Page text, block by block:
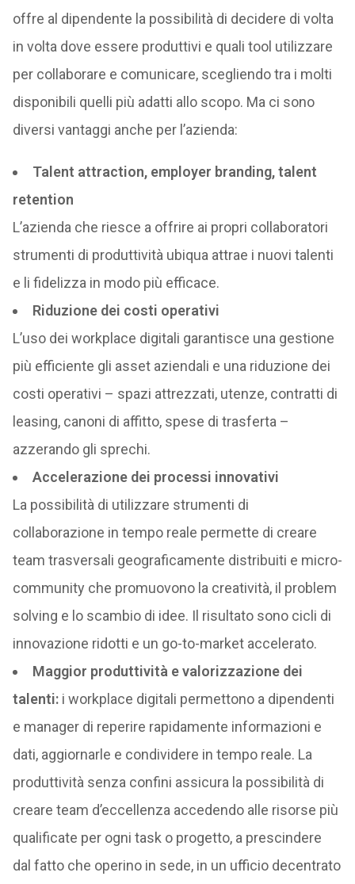
offre al dipendente la possibilità di decidere di volta
in volta dove essere produttivi e quali tool utilizzare
per collaborare e comunicare, scegliendo tra i molti
disponibili quelli più adatti allo scopo. Ma ci sono
diversi vantaggi anche per l’azienda:
Talent attraction, employer branding, talent
retention
L’azienda che riesce a offrire ai propri collaboratori
strumenti di produttività ubiqua attrae i nuovi talenti
e li fidelizza in modo più efficace.
Riduzione dei costi operativi
L’uso dei workplace digitali garantisce una gestione
più efficiente gli asset aziendali e una riduzione dei
costi operativi – spazi attrezzati, utenze, contratti di
leasing, canoni di affitto, spese di trasferta –
azzerando gli sprechi.
Accelerazione dei processi innovativi
La possibilità di utilizzare strumenti di
collaborazione in tempo reale permette di creare
team trasversali geograficamente distribuiti e micro-
community che promuovono la creatività, il problem
solving e lo scambio di idee. Il risultato sono cicli di
innovazione ridotti e un go-to-market accelerato.
Maggior produttività e valorizzazione dei
talenti: i workplace digitali permettono a dipendenti
e manager di reperire rapidamente informazioni e
dati, aggiornarle e condividere in tempo reale. La
produttività senza confini assicura la possibilità di
creare team d’eccellenza accedendo alle risorse più
qualificate per ogni task o progetto, a prescindere
dal fatto che operino in sede, in un ufficio decentrato